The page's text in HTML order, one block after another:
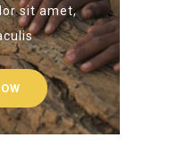
sit amet,